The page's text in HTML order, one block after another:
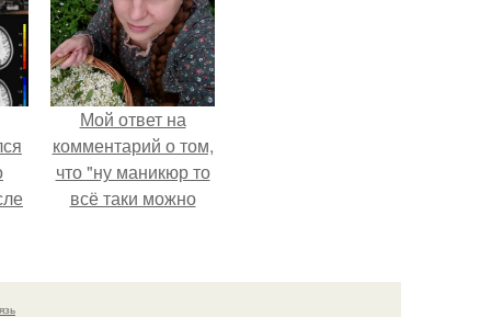
Мой ответ на
комментарий о том,
что "ну маникюр то
всё таки можно